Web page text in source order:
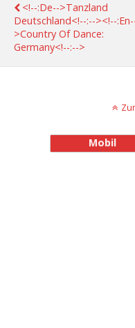
<!--:de-->Tanzland
Deutschland<!--:--><!--
>Country Of Dance:
Germany<!--:-->
Mobil